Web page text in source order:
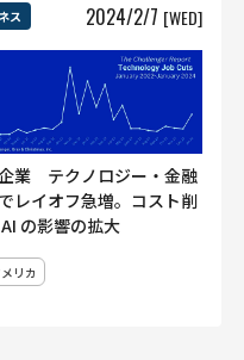
ス 2024/2/7 [WED]
業 テクノロジー・金融
レイオフ急増。コスト削
の影響の拡大
リカ